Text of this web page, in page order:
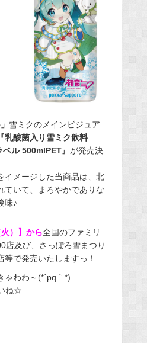
雪ミクのメインビジュア
『乳酸菌入り雪ミク飲料
ル 500mlPET』 が発売決
イメージした当商品は、北
ていて、まろやかでありな
味♪
）】から全国のファミリ
店及び、さっぽろ雪まつり
で発売いたしますっ！
ゃわわ～(*´pq｀*)
ね☆